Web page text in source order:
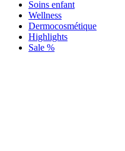
Soins enfant
Wellness
Dermocosmétique
Highlights
Sale %